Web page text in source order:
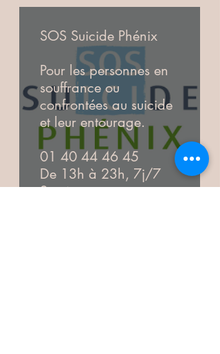
d’être entendue dans
sa souffrance. L’écoute
s’adresse à tous, sans
distinction d’âge ou de
genre.
09 72 39 40 50
24h/24, 7j/7
Service anonyme et
gratuit
+ appel non surtaxé
SOS Suicide Phénix
Pour les personnes en
souffrance ou
confrontées au suicide
et leur entourage.
01 40 44 46 45
De 13h à 23h, 7j/7
Service anonyme et